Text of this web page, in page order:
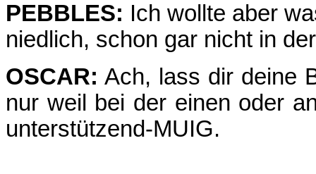
PEBBLES: Ich wollte aber
niedlich, schon gar nicht in
OSCAR: Ach, lass dir deine
nur weil bei der einen oder
unterstützend-MUIG.